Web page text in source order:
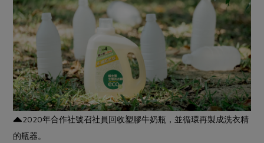
2020年合作社號召社員回收塑膠牛奶瓶，並循環再製成洗衣精
的瓶器。